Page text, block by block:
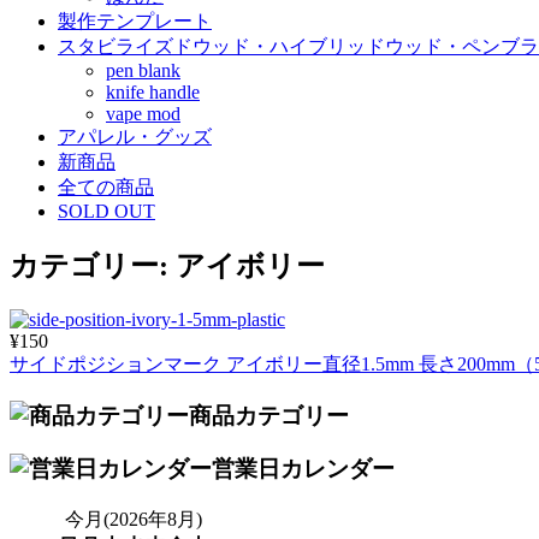
製作テンプレート
スタビライズドウッド・ハイブリッドウッド・ペンブ
pen blank
knife handle
vape mod
アパレル・グッズ
新商品
全ての商品
SOLD OUT
カテゴリー: アイボリー
¥150
サイドポジションマーク アイボリー直径1.5mm 長さ200mm（
商品カテゴリー
営業日カレンダー
今月(2026年8月)